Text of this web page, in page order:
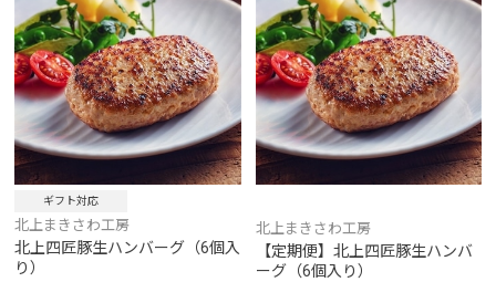
ギフト対応
北上まきさわ工房
北上四匠豚生ハンバーグ（6個入
り）
北上まきさわ工房
【定期便】北上四匠豚生ハンバ
ーグ（6個入り）